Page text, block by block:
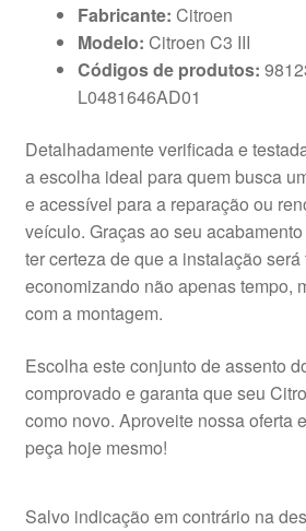
Fabricante: Citroen
Modelo: Citroen C3 III
Códigos de produtos:
L0481646AD01
Detalhadamente verificada e
a escolha ideal para quem busca
e acessível para a reparação ou
veículo. Graças ao seu
ter certeza de que a instalação
economizando não apenas tempo,
com a montagem.
Escolha este conjunto de assento
comprovado e garanta que seu
como novo. Aproveite nossa oferta
peça hoje mesmo!
Salvo indicação em contrário na